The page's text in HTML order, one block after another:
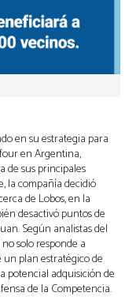
en su estrategia para
en Argentina,
de sus principales
la compañía decidió
de Lobos, en la
desactivó puntos de
Según analistas del
solo responde a
plan estratégico de
potencial adquisición de
de la Competencia.